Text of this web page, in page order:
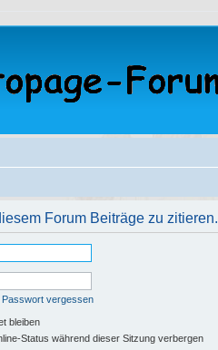
Forum Beiträge zu zitieren.
Passwort vergessen
bleiben
Status während dieser Sitzung verbergen